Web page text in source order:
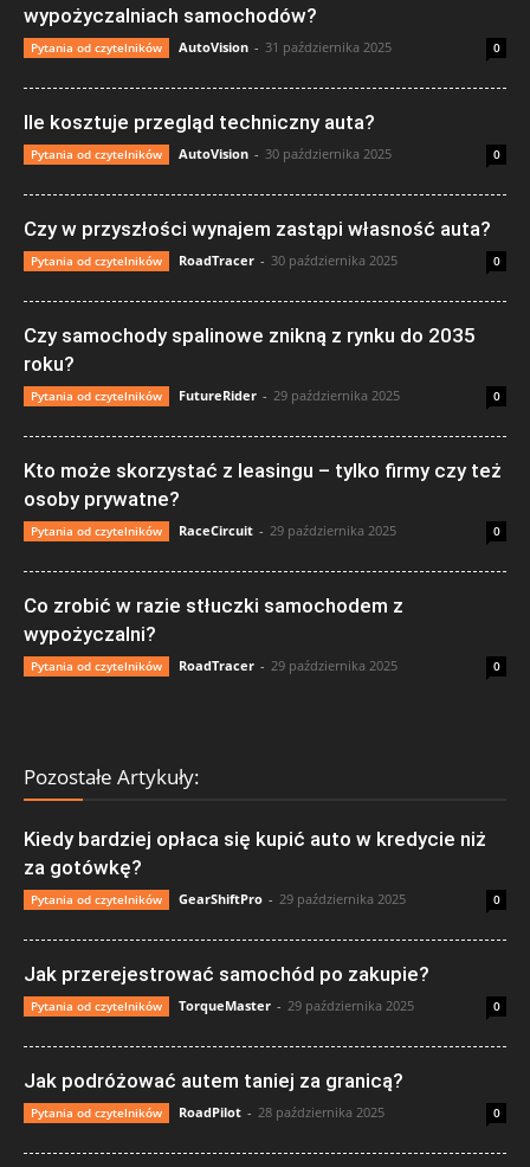
wypożyczalniach samochodów?
Pytania od czytelników AutoVision - 31 października 2025 0
Ile kosztuje przegląd techniczny auta?
Pytania od czytelników AutoVision - 30 października 2025 0
Czy w przyszłości wynajem zastąpi własność auta?
Pytania od czytelników RoadTracer - 30 października 2025 0
Czy samochody spalinowe znikną z rynku do 2035
roku?
Pytania od czytelników FutureRider - 29 października 2025 0
Kto może skorzystać z leasingu – tylko firmy czy też
osoby prywatne?
Pytania od czytelników RaceCircuit - 29 października 2025 0
Co zrobić w razie stłuczki samochodem z
wypożyczalni?
Pytania od czytelników RoadTracer - 29 października 2025 0
Pozostałe Artykuły:
Kiedy bardziej opłaca się kupić auto w kredycie niż
za gotówkę?
Pytania od czytelników GearShiftPro - 29 października 2025 0
Jak przerejestrować samochód po zakupie?
Pytania od czytelników TorqueMaster - 29 października 2025 0
Jak podróżować autem taniej za granicą?
Pytania od czytelników RoadPilot - 28 października 2025 0